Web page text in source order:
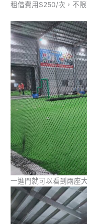
租借費用$250/次，不
一進門就可以看到兩座